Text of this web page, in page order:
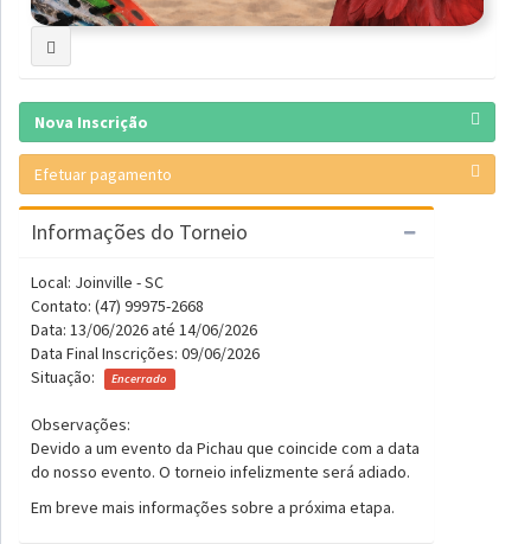
Nova Inscrição
Efetuar pagamento
Informações do Torneio
Local: Joinville - SC
Contato: (47) 99975-2668
Data: 13/06/2026 até 14/06/2026
Data Final Inscrições: 09/06/2026
Situação:
Encerrado
Observações:
Devido a um evento da Pichau que coincide com a data
do nosso evento. O torneio infelizmente será adiado.
Em breve mais informações sobre a próxima etapa.